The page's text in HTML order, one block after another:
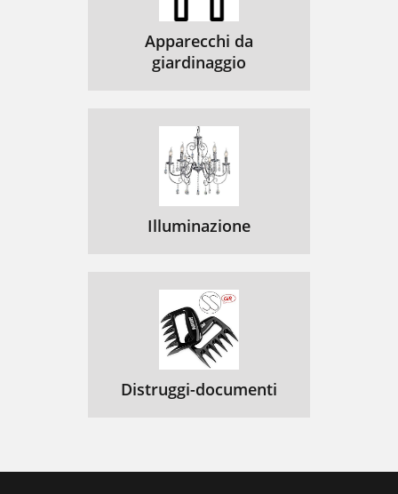
Apparecchi da
giardinaggio
Illuminazione
Distruggi-documenti